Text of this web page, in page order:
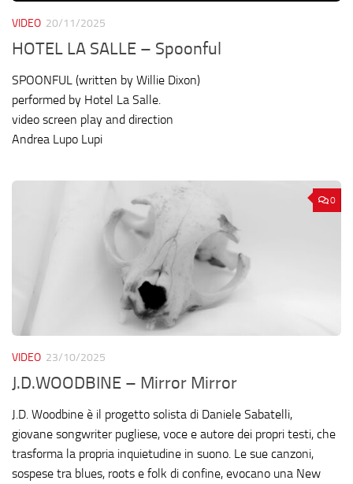
VIDEO 20/11/2025
HOTEL LA SALLE – Spoonful
SPOONFUL (written by Willie Dixon)
performed by Hotel La Salle.
video screen play and direction
Andrea Lupo Lupi
0
VIDEO 23/10/2025
J.D.WOODBINE – Mirror Mirror
J.D. Woodbine è il progetto solista di Daniele Sabatelli,
giovane songwriter pugliese, voce e autore dei propri testi, che
trasforma la propria inquietudine in suono. Le sue canzoni,
sospese tra blues, roots e folk di confine, evocano una New